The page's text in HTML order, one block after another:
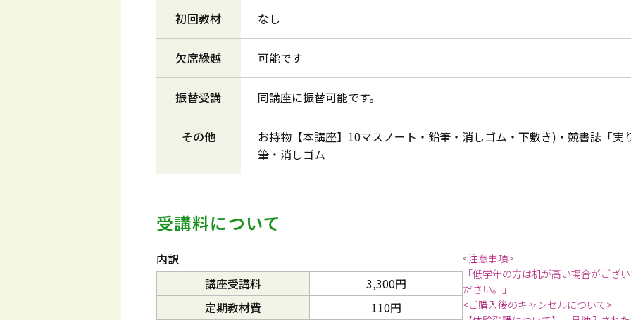
初回教材 なし
欠席繰越 可能です
振替受講 同講座に振替可能です。
その他
お持物【本講座】10マスノート・鉛筆・消しゴム・下敷き)・競書誌「
筆・消しゴム
受講料について
内訳
講座受講料
3,300円
定期教材費
110円
<注意事項>
「低学年の方は机が高い場合がござ
ださい。」
<ご購入後のキャンセルについて>